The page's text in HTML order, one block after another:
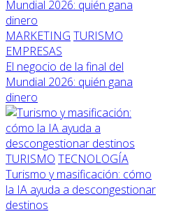
MARKETING TURISMO
EMPRESAS
El negocio de la final del
Mundial 2026: quién gana
dinero
TURISMO TECNOLOGÍA
Turismo y masificación: cómo
la IA ayuda a descongestionar
destinos